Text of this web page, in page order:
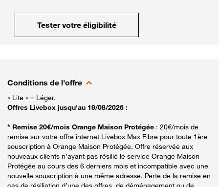
Tester votre éligibilité
Conditions de l'offre
« Lite » = Léger.
Offres Livebox jusqu'au 19/08/2026 :
* Remise 20€/mois Orange Maison Protégée : 20€/mois de
remise sur votre offre internet Livebox Max Fibre pour toute 1ère
souscription à Orange Maison Protégée. Offre réservée aux
nouveaux clients n’ayant pas résilié le service Orange Maison
Protégée au cours des 6 derniers mois et incompatible avec une
nouvelle souscription à une même adresse. Perte de la remise en
cas de résiliation d’une des offres, de déménagement ou de